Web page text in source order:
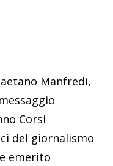
Manfredi,
Corsi
del giornalismo
emerito